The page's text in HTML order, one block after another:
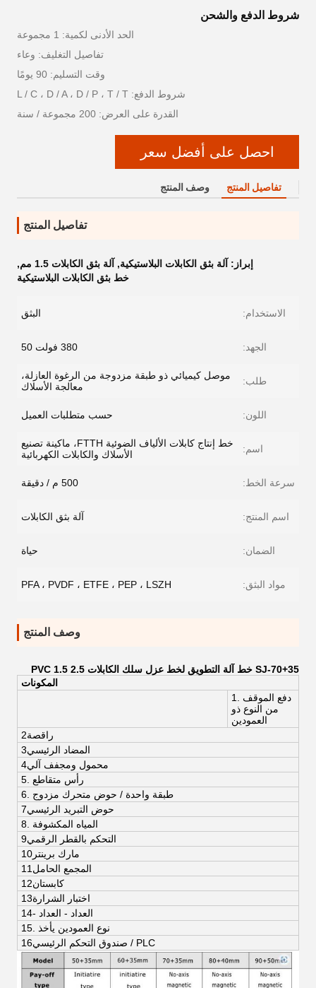
شروط الدفع والشحن
الحد الأدنى لكمية: 1 مجموعة
تفاصيل التغليف: وعاء
وقت التسليم: 90 يومًا
شروط الدفع: L / C ، D / A ، D / P ، T / T
القدرة على العرض: 200 مجموعة / سنة
احصل على أفضل سعر
تفاصيل المنتج وصف المنتج
تفاصيل المنتج
إبراز: آلة بثق الكابلات البلاستيكية, آلة بثق الكابلات 1.5 مم
,
خط بثق الكابلات البلاستيكية
الاستخدام: البثق
الجهد: 380 فولت 50
طلب:
موصل كيميائي ذو طبقة مزدوجة من الرغوة العازلة،
معالجة الأسلاك
اللون: حسب متطلبات العميل
اسم:
خط إنتاج كابلات الألياف الضوئية FTTH، ماكينة تصنيع
الأسلاك والكابلات الكهربائية
سرعة الخط: 500 م / دقيقة
اسم المنتج: آلة بثق الكابلات
الضمان: حياة
مواد البثق: PFA ، PVDF ، ETFE ، PEP ، LSZH
وصف المنتج
SJ-70+35 خط آلة التطويق لخط عزل سلك الكابلات PVC 1.5 2.5
المكونات
1. دفع الموقف
من النوع ذو
العمودين
2راقصة
3المضاد الرئيسي
4محمول ومجفف آلي
5. رأس متقاطع
6. طبقة واحدة / حوض متحرك مزدوج
7حوض التبريد الرئيسي
8. المياه المكشوفة
9التحكم بالقطر الرقمي
10مارك برينتر
11المجمع الحامل
12كابستان
13اختبار الشرارة
14- العداد - العداد
15. نوع العمودين يأخذ
16صندوق التحكم الرئيسي / PLC